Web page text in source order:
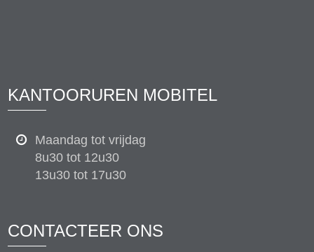
KANTOORUREN MOBITEL
Maandag tot vrijdag
8u30 tot 12u30
13u30 tot 17u30
CONTACTEER ONS